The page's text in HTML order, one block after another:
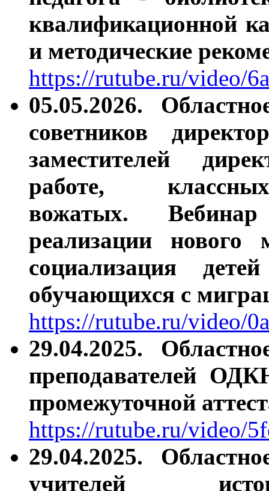
квалификационной
и методические
https://rutube.ru/video/
05.05.2026.
советников
заместителей
работе,
вожатых.
реализации
социализация
обучающихся с
https://rutube.ru/video/
29.04.2025.
преподавателей
промежуточной
https://rutube.ru/video/
29.04.2025.
учителей